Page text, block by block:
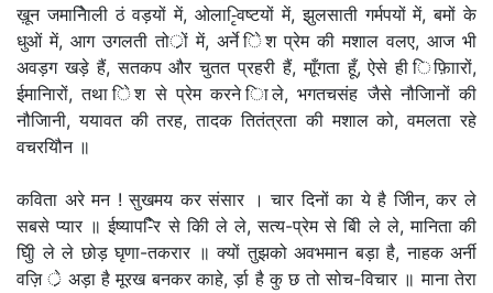
ख़ून जमानेिाली ठं वड़यों में, ओला-िृवष्टयों में, झुलसाती गर्मपयों में, बमों के
धुओं में, आग उगलती तोर्ों में, अर्ने िेश प्रेम की मशाल वलए, आज भी
अवड़ग खड़े हैं, सतकप और चुतत प्रहरी हैं, माूँगता हूँ, ऐसे ही िफ़ािारों,
ईमानिारों, तथा िेश से प्रेम करने िाले, भगतचसंह जैसे नौजिानों की
नौजिानी, ययावत की तरह, तादक तितंत्रता की मशाल को, वमलता रहे
वचरयौिन ॥
कविता अरे मन ! सुखमय कर संसार । चार दिनों का ये है जीिन, कर ले
सबसे प्यार ॥ ईष्याप-िैर से किी ले ले, सत्य-प्रेम से बिी ले ले, मानिता की
घुिी ले ले छोड़ घृणा-तकरार ॥ क्यों तुझको अवभमान बड़ा है, नाहक अर्नी
वज़ि र्े अड़ा है मूरख बनकर काहे, र्ड़ा है कु छ तो सोच-विचार ॥ माना तेरा